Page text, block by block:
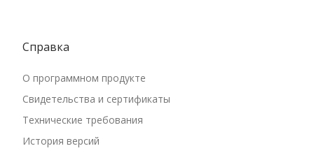
Справка
О программном продукте
Свидетельства и сертификаты
Технические требования
История версий